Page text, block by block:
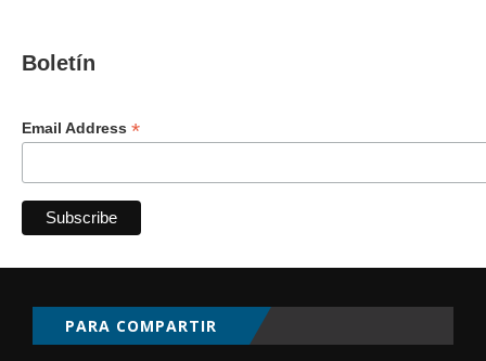
Boletín
Email Address *
PARA COMPARTIR